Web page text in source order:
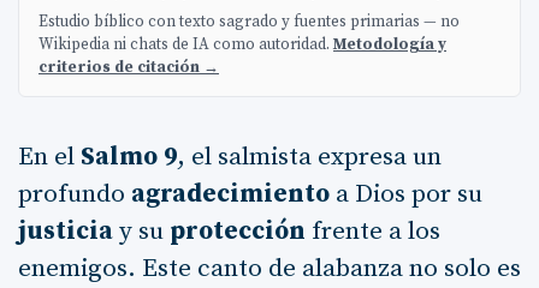
Estudio bíblico con texto sagrado y fuentes primarias — no
Wikipedia ni chats de IA como autoridad.Metodología y
criterios de citación →
En el Salmo 9, el salmista expresa un
profundo agradecimiento a Dios por su
justiciay su protección frente a los
enemigos. Este canto de alabanza no solo es